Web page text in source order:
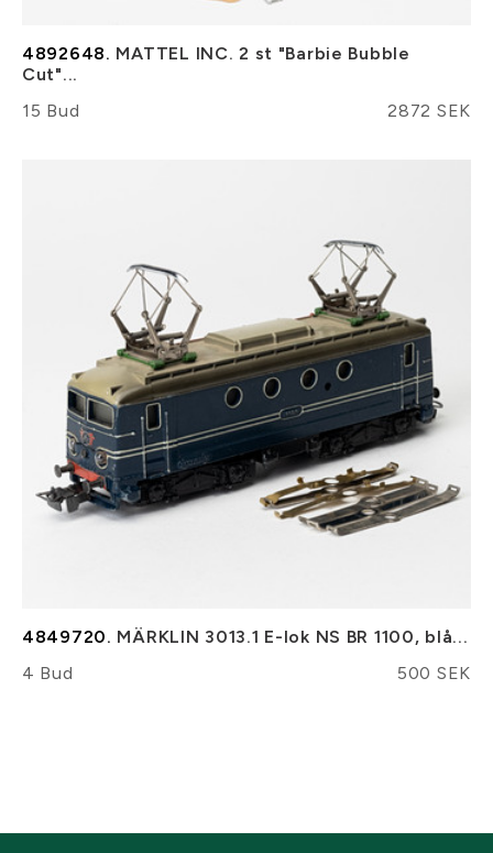
4892648. MATTEL INC. 2 st "Barbie Bubble
Cut"...
15 Bud
2872 SEK
4849720. MÄRKLIN 3013.1 E-lok NS BR 1100, blå...
4 Bud
500 SEK